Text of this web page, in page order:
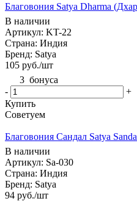
Благовония Satya Dharma
В наличии
Артикул: KT-22
Страна: Индия
Бренд: Satya
105 руб./шт
3 бонуса
-
+
Купить
Советуем
Благовония Сандал Satya
В наличии
Артикул: Sa-030
Страна: Индия
Бренд: Satya
94 руб./шт